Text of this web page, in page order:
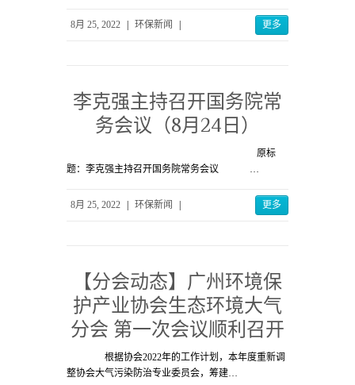
8月 25, 2022 环保新闻 更多
李克强主持召开国务院常
务会议（8月24日）
原标
题：李克强主持召开国务院常务会议 …
8月 25, 2022 环保新闻 更多
【分会动态】广州环境保
护产业协会生态环境大气
分会 第一次会议顺利召开
根据协会2022年的工作计划，本年度重新调
整协会大气污染防治专业委员会，筹建…